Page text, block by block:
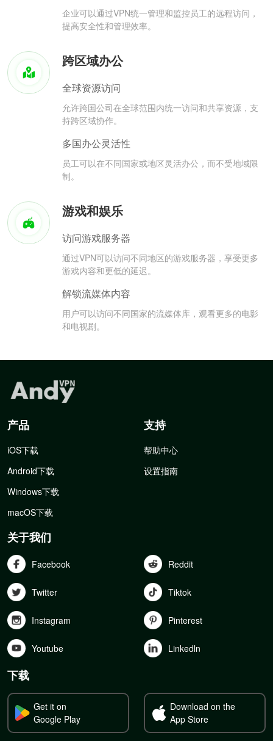
企业可以通过VPN统一管理和监控员工的远程访问，
提高安全性和管理效率。
跨区域办公
全球资源访问
允许跨国公司在全球范围内统一访问和共享资源，支
持跨区域协作。
多国办公灵活性
员工可以在不同国家或地区灵活办公，而不受地域限
制。
游戏和娱乐
访问游戏服务器
通过VPN可以访问不同地区的游戏服务器，享受更多
游戏内容和更低的延迟。
解锁流媒体内容
用户可以访问不同国家的流媒体库，观看更多的电影
和电视剧。
产品
iOS下载
Android下载
Windows下载
macOS下载
支持
帮助中心
设置指南
关于我们
Facebook Reddit
Twitter Tiktok
Instagram Pinterest
Youtube Linkedln
下载
Get it on
Google Play
Download on the
App Store